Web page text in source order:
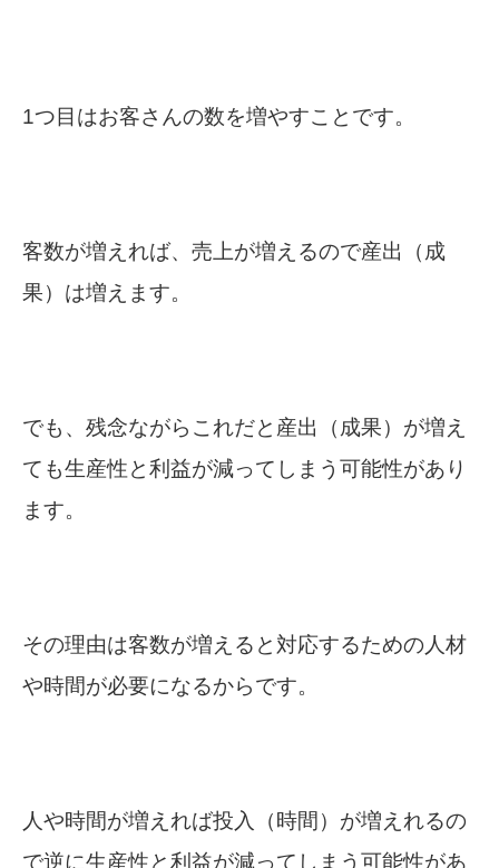
1つ目はお客さんの数を増やすことです。
客数が増えれば、売上が増えるので産出（成
果）は増えます。
でも、残念ながらこれだと産出（成果）が増え
ても生産性と利益が減ってしまう可能性があり
ます。
その理由は客数が増えると対応するための人材
や時間が必要になるからです。
人や時間が増えれば投入（時間）が増えれるの
で逆に生産性と利益が減ってしまう可能性があ